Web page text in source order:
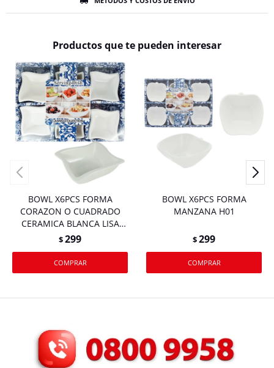
Productos que te pueden interesar
BOWL X6PCS FORMA
CORAZON O CUADRADO
CERAMICA BLANCA LISA
PEQUEÑO CAJA H03
$299
BOWL X6PCS FORMA
MANZANA H01
$299